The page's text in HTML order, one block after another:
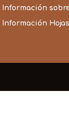
Información
Información